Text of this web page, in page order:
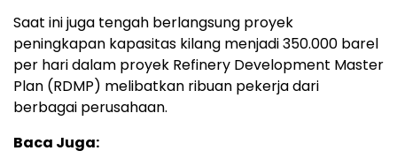
Saat ini juga tengah berlangsung proyek
peningkapan kapasitas kilang menjadi 350.000 barel
per hari dalam proyek Refinery Development Master
Plan (RDMP) melibatkan ribuan pekerja dari
berbagai perusahaan.
Baca Juga: